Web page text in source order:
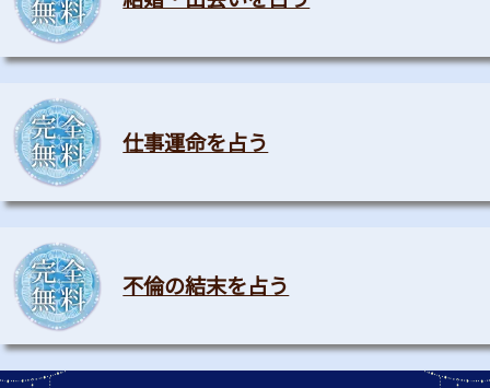
仕事運命を占う
不倫の結末を占う